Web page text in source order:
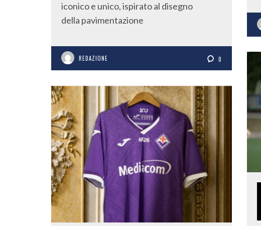
iconico e unico, ispirato al disegno
della pavimentazione
REDAZIONE 0